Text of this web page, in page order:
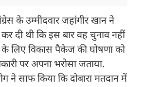
के उम्मीदवार जहांगीर खान ने
दी थी कि इस बार वह चुनाव नहीं
के लिए विकास पैकेज की घोषणा को
पर अपना भरोसा जताया.
ने साफ किया कि दोबारा मतदान में